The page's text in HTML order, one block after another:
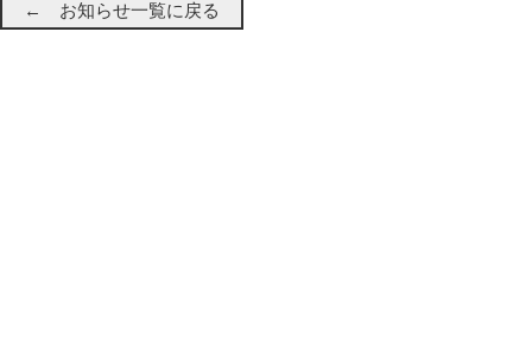
← お知らせ一覧に戻る